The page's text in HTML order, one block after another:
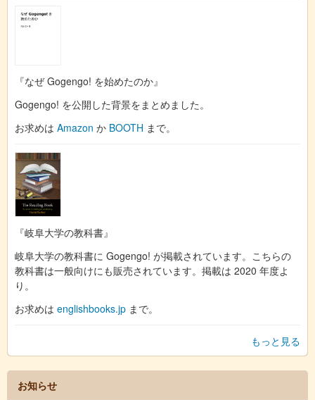
『なぜ Gogengo! を始めたのか』
Gogengo! を公開した背景をまとめました。
お求めは Amazon か BOOTH まで。
『岐阜大学の教科書』
岐阜大学の教科書に Gogengo! が掲載されています。こちらの
教科書は一般向けにも販売されています。掲載は 2020 年度よ
り。
お求めは englishbooks.jp まで。
もっと見る
お知らせ